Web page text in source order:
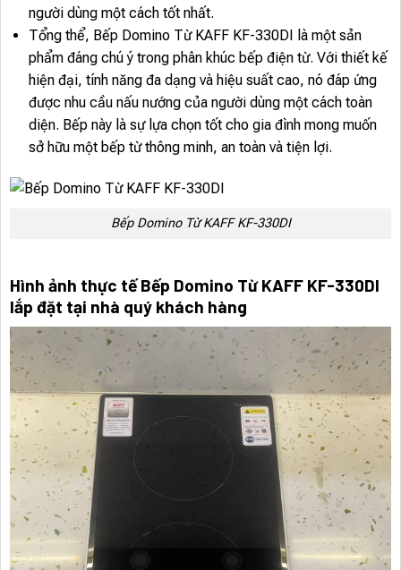
người dùng một cách tốt nhất.
Tổng thể, Bếp Domino Từ KAFF KF-330DI là một sản
phẩm đáng chú ý trong phân khúc bếp điện từ. Với thiết kế
hiện đại, tính năng đa dạng và hiệu suất cao, nó đáp ứng
được nhu cầu nấu nướng của người dùng một cách toàn
diện. Bếp này là sự lựa chọn tốt cho gia đình mong muốn
sở hữu một bếp từ thông minh, an toàn và tiện lợi.
Bếp Domino Từ KAFF KF-330DI
Hình ảnh thực tế Bếp Domino Từ KAFF KF-330DI
lắp đặt tại nhà quý khách hàng